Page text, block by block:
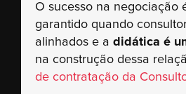
O sucesso na negociação
garantido quando
alinhados e a didática é
na construção dessa
de contratação da